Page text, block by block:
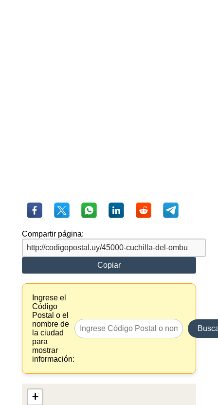
Compartir página:
Copiar
Ingrese el
Código
Postal o el
nombre de
la ciudad
para
mostrar
información:
+